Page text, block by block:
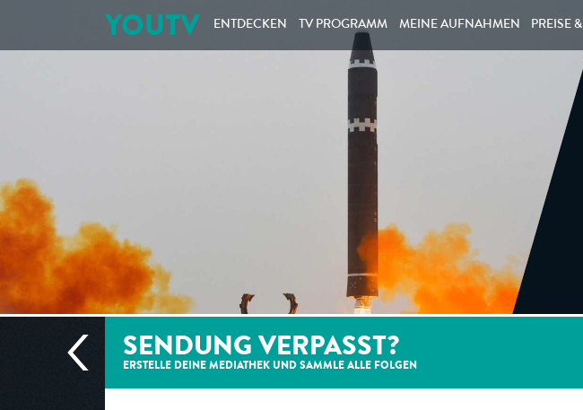
YOUTV ENTDECKEN TV PROGRAMM MEINE AUFNAHMEN PREISE &
SENDUNG VERPASST?
ERSTELLE DEINE MEDIATHEK UND SAMMLE ALLE FOLGEN